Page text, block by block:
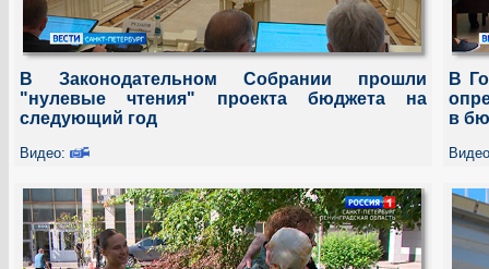
В Законодательном Cобрании прошли
"нулевые чтения" проекта бюджета на
следующий год
Видео:
В
в